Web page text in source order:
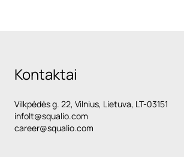
Kontaktai
Vilkpėdės g. 22, Vilnius, Lietuva, LT-03151
infolt@squalio.com
career@squalio.com